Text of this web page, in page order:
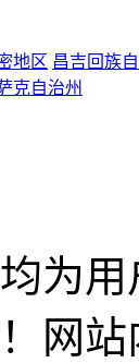
地区 昌吉回族
克自治州
为
网